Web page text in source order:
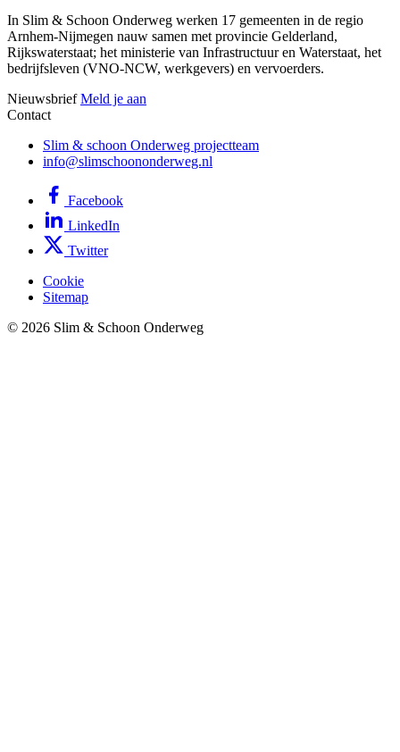
In Slim & Schoon Onderweg werken 17 gemeenten in de regio
Arnhem-Nijmegen nauw samen met provincie Gelderland,
Rijkswaterstaat; het ministerie van Infrastructuur en Waterstaat, het
bedrijfsleven (VNO-NCW, werkgevers) en vervoerders.
Nieuwsbrief Meld je aan
Contact
Slim & schoon Onderweg projectteam
info@slimschoononderweg.nl
Facebook
LinkedIn
Twitter
Cookie
Sitemap
© 2026 Slim & Schoon Onderweg